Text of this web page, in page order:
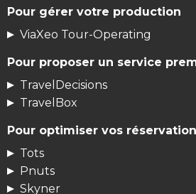
Pour gérer votre production
ViaXeo Tour-Operating
Pour proposer un service
TravelDecisions
TravelBox
Pour optimiser vos
Tots
Pnuts
Skyner